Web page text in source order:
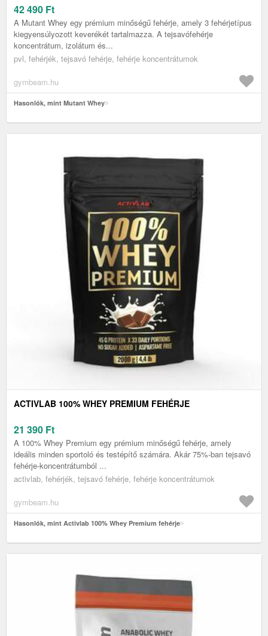
42 490 Ft
A Mutant Whey egy prémium minőségű fehérje, amely 3 fehérjetípus
kiegyensúlyozott keverékét tartalmazza. A tejsavófehérje
koncentrátum, izolátum és...
pvl, fehérjék, tejsavó fehérje, fehérje koncentrátumok
gymbeam.hu
Hasonlók, mint Mutant Whey
ACTIVLAB 100% WHEY PREMIUM FEHÉRJE
21 390 Ft
A 100% Whey Premium egy prémium minőségű fehérje, amely
ideális minden sportoló és testépítő számára. Akár 75%-ban tejsavó
fehérje-koncentrátumból ...
activlab, fehérjék, tejsavó fehérje, fehérje koncentrátumok
gymbeam.hu
Hasonlók, mint Activlab 100% Whey Premium fehérje